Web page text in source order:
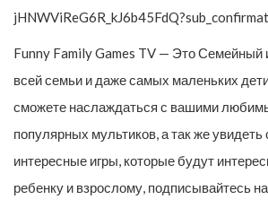
Funny Family Games TV — Это Семейный
всей семьи и даже самых маленьких
сможете наслаждаться с вашими
популярных мультиков, а так же
интересные игры, которые будут
ребенку и взрослому, подписывайтесь